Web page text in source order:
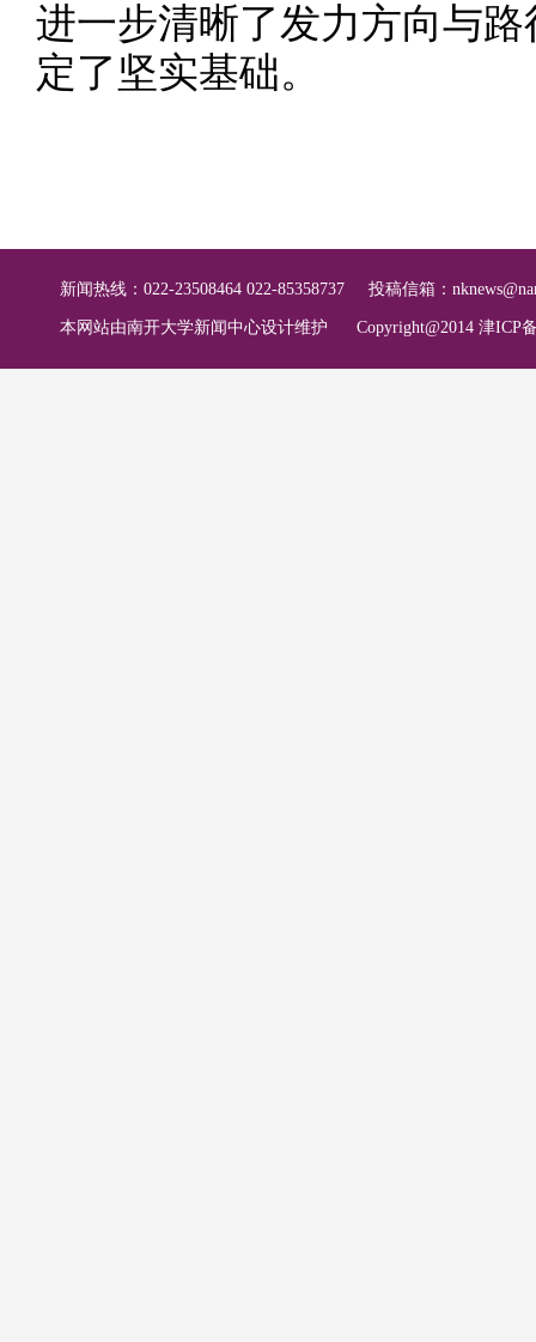
进一步清晰了发力方向与
定了坚实基础。
新闻热线：022-23508464 022-85358737 投稿信箱：
本网站由南开大学新闻中心设计维护 Copyright@2014 津ICP